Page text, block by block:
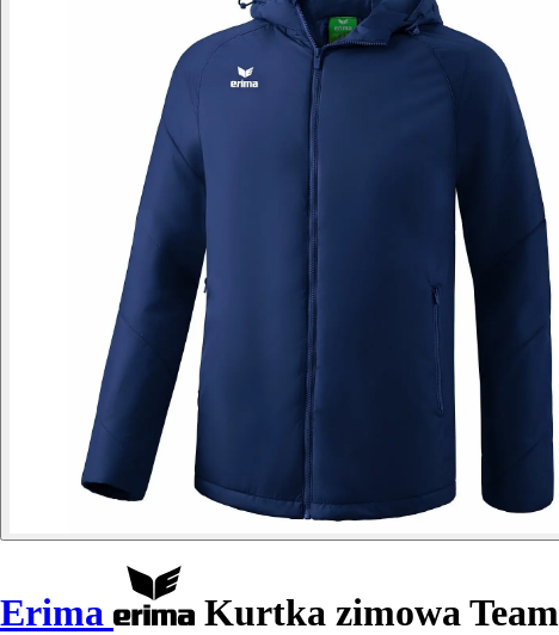
Erima Kurtka zimowa Team